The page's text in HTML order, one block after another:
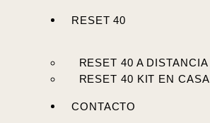
RESET 40
RESET 40 A DISTANCIA
RESET 40 KIT EN CASA
CONTACTO